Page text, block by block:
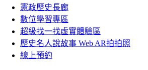
憲政歷史長廊
數位學習專區
超級找一找虛實體驗區
歷史名人說故事 Web AR拍拍照
線上預約